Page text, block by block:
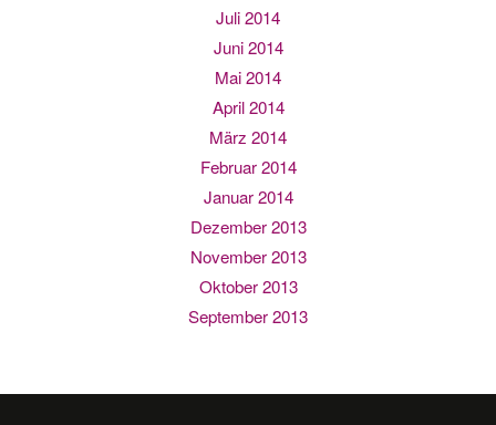
Juli 2014
Juni 2014
Mai 2014
April 2014
März 2014
Februar 2014
Januar 2014
Dezember 2013
November 2013
Oktober 2013
September 2013